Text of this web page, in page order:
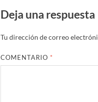
Deja una respuesta
Tu dirección de correo
COMENTARIO *